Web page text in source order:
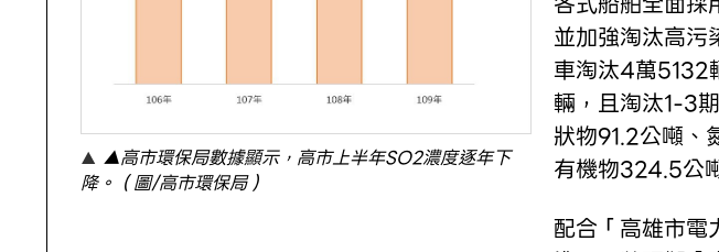
▲高市環保局數據顯示，高市上半年SO2濃度逐年下
降。（圖/高市環保局）
並加強淘汰高污
車淘汰4萬5132
輛，且淘汰1-3
狀物91.2公噸、
有機物324.5公
配合「高雄市電